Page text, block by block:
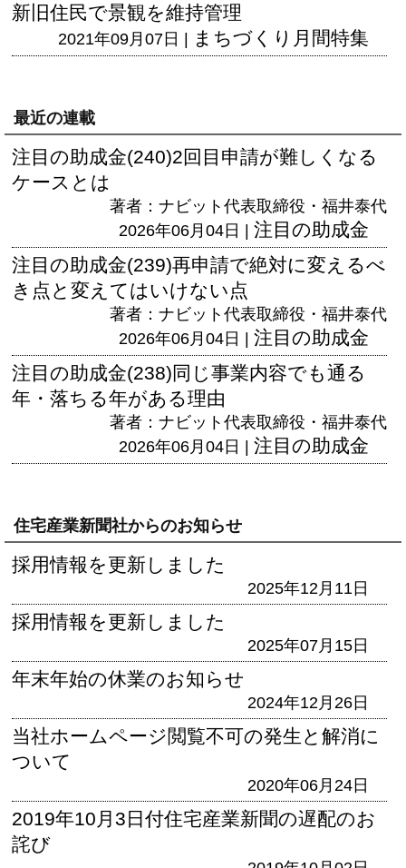
新旧住民で景観を維持管理
2021年09月07日 | まちづくり月間特集
最近の連載
注目の助成金(240)2回目申請が難しくなる
ケースとは
著者：ナビット代表取締役・福井泰代
2026年06月04日 | 注目の助成金
注目の助成金(239)再申請で絶対に変えるべ
き点と変えてはいけない点
著者：ナビット代表取締役・福井泰代
2026年06月04日 | 注目の助成金
注目の助成金(238)同じ事業内容でも通る
年・落ちる年がある理由
著者：ナビット代表取締役・福井泰代
2026年06月04日 | 注目の助成金
住宅産業新聞社からのお知らせ
採用情報を更新しました
2025年12月11日
採用情報を更新しました
2025年07月15日
年末年始の休業のお知らせ
2024年12月26日
当社ホームページ閲覧不可の発生と解消に
ついて
2020年06月24日
2019年10月3日付住宅産業新聞の遅配のお
詫び